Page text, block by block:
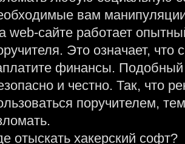
вам
web-сайте работает
Это означает, что
финансы. Подобный
и честно. Так, что
поручителем,
отыскать хакерский софт?